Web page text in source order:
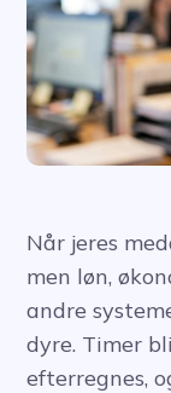
Når jeres
men løn,
andre
dyre. Timer
efterregnes,